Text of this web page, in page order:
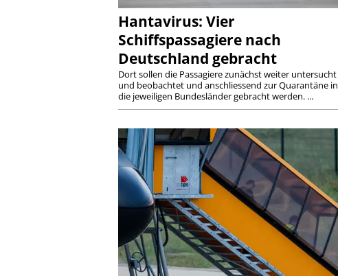
Hantavirus: Vier
Schiffspassagiere nach
Deutschland gebracht
Dort sollen die Passagiere zunächst weiter untersucht
und beobachtet und anschliessend zur Quarantäne in
die jeweiligen Bundesländer gebracht werden. ...